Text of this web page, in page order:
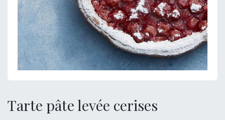
Tarte pâte levée cerises